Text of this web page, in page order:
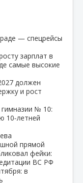
— спецрейсы
зарплат в
самые высокие
должен
и рост
гимназии № 10:
10‑летней
прямой
фейки:
ВС РФ
в